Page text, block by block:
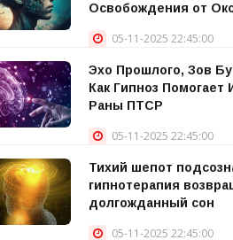
Освобождения от
05-11-2025 22:45:00
Эхо Прошлого, Зов
Как Гипноз Помогает
Раны ПТСР
05-11-2025 22:45:00
Тихий шепот
гипнотерапия
долгожданный сон
05-11-2025 22:45:00